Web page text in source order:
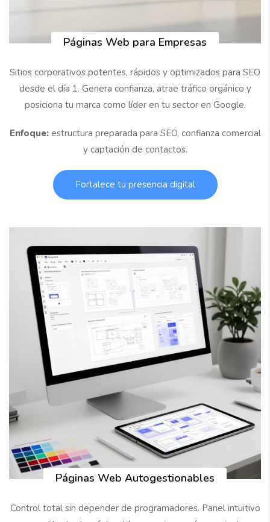
Páginas Web para Empresas
Sitios corporativos potentes, rápidos y optimizados para SEO
desde el día 1. Genera confianza, atrae tráfico orgánico y
posiciona tu marca como líder en tu sector en Google.
Enfoque:estructura preparada para SEO, confianza comercial
y captación de contactos.
Fortalece tu presencia digital
Páginas Web Autogestionables
Control total sin depender de programadores. Panel intuitivo